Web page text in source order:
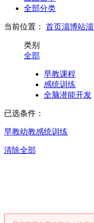
全部分类
当前位置： 首页淄博站
类别
全部
早教课程
感统训练
全脑潜能开发
已选条件：
早教幼教感统训练
清除全部